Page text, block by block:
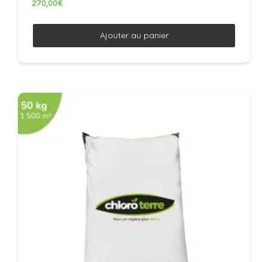
270,00€
Ajouter au panier